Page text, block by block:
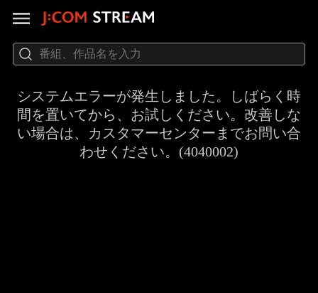
システムエラーが発生しました。しばらく時
間を置いてから、お試しください。改善しな
い場合は、カスタマーセンターまでお問い合
わせください。(4040002)